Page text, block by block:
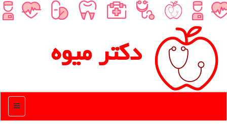
دكتر میوه
منو